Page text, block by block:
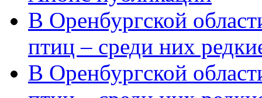
В Оренбургской
птиц – среди них
В Оренбургской